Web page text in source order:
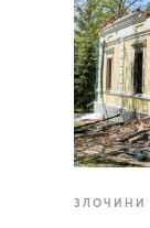
ЗЛОЧИНИ